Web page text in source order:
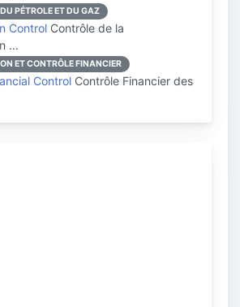
PÉTROLE ET DU GAZ
Control Contrôle de la
…
ET CONTRÔLE FINANCIER
Control Contrôle Financier des